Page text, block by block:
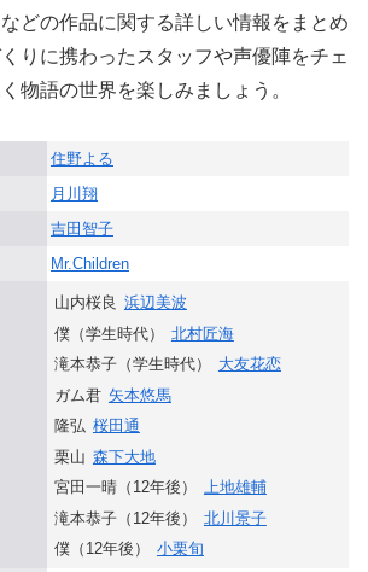
どの作品に関する詳しい情報をまとめ
りに携わったスタッフや声優陣をチェ
物語の世界を楽しみましょう。
住野よる
月川翔
吉田智子
Mr.Children
山内桜良 浜辺美波
僕（学生時代）
北村匠海
滝本恭子（学生時代）
大友花恋
ガム君 矢本悠馬
隆弘 桜田通
栗山 森下大地
宮田一晴（12年後）
上地雄輔
滝本恭子（12年後）
北川景子
僕（12年後）
小栗旬